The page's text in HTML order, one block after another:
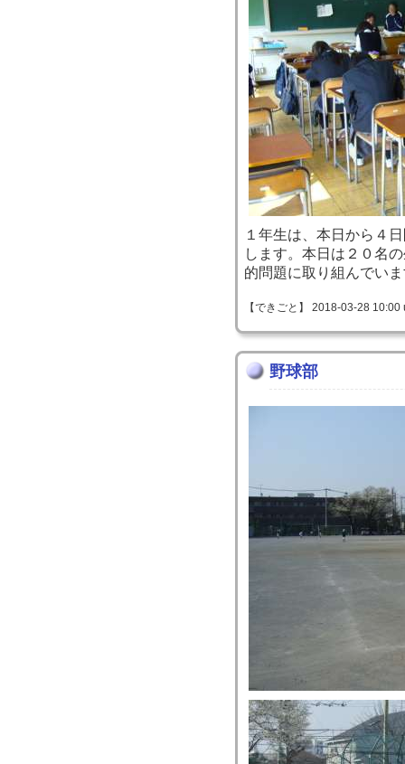
１年生は、本日から４
します。本日は２０名
的問題に取り組んでい
【できごと】 2018-03-28
野球部